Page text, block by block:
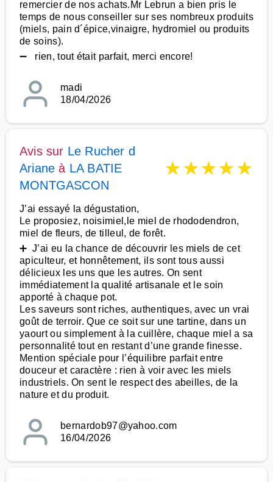
remercier de nos achats.Mr Lebrun a bien pris le
temps de nous conseiller sur ses nombreux produits
(miels, pain d´épice,vinaigre, hydromiel ou produits
de soins).
➖ rien, tout était parfait, merci encore!
madi
18/04/2026
Avis sur Le Rucher d
Ariane à LA BATIE
MONTGASCON
★★★★★
J’ai essayé la dégustation,
Le proposiez, noisimiel,le miel de rhododendron,
miel de fleurs, de tilleul, de forêt.
➕ J’ai eu la chance de découvrir les miels de cet
apiculteur, et honnêtement, ils sont tous aussi
délicieux les uns que les autres. On sent
immédiatement la qualité artisanale et le soin
apporté à chaque pot.
Les saveurs sont riches, authentiques, avec un vrai
goût de terroir. Que ce soit sur une tartine, dans un
yaourt ou simplement à la cuillère, chaque miel a sa
personnalité tout en restant d’une grande finesse.
Mention spéciale pour l’équilibre parfait entre
douceur et caractère : rien à voir avec les miels
industriels. On sent le respect des abeilles, de la
nature et du produit.
bernardob97@yahoo.com
16/04/2026